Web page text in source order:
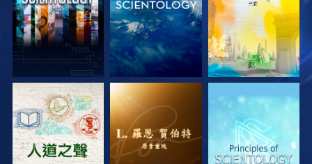
探索系列節目 探索系列節目 探索系列節目